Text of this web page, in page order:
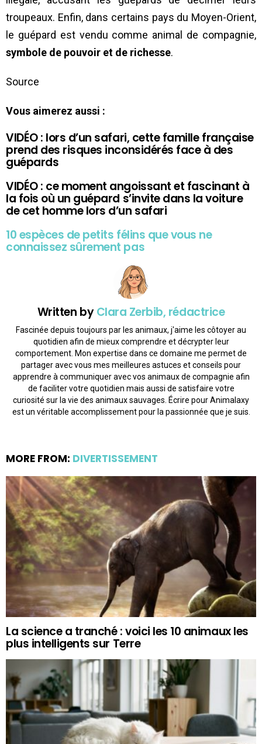
troupeaux. Enfin, dans certains pays du Moyen-Orient,
le guépard est vendu comme animal de compagnie,
symbole de pouvoir et de richesse.
Source
Vous aimerez aussi :
VIDÉO : lors d’un safari, cette famille française
prend des risques inconsidérés face à des
guépards
VIDÉO : ce moment angoissant et fascinant à
la fois où un guépard s’invite dans la voiture
de cet homme lors d’un safari
10 espèces de petits félins que vous ne
connaissez sûrement pas
Written byClara Zerbib, rédactrice
Fascinée depuis toujours par les animaux, j'aime les côtoyer au
quotidien afin de mieux comprendre et décrypter leur
comportement. Mon expertise dans ce domaine me permet de
partager avec vous mes meilleures astuces et conseils pour
apprendre à communiquer avec vos animaux de compagnie afin
de faciliter votre quotidien mais aussi de satisfaire votre
curiosité sur la vie des animaux sauvages. Écrire pour Animalaxy
est un véritable accomplissement pour la passionnée que je suis.
MORE FROM: DIVERTISSEMENT
La science a tranché : voici les 10 animaux les
plus intelligents sur Terre